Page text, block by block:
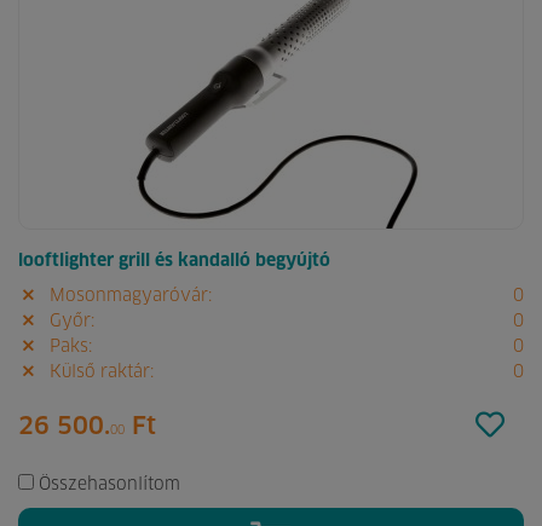
looftlighter grill és kandalló begyújtó
Mosonmagyaróvár:
0
Győr:
0
Paks:
0
Külső raktár:
0
26 500.00 Ft
Összehasonlítom